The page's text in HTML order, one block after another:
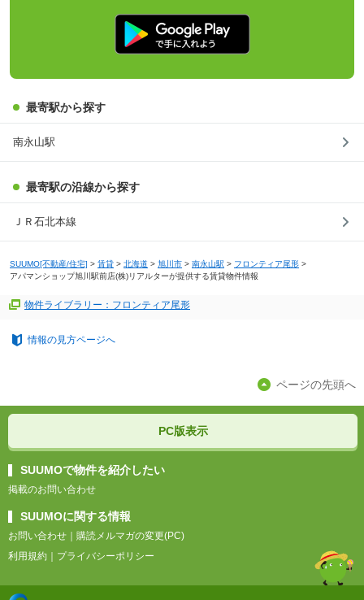
最寄駅から探す
南永山駅
最寄駅の沿線から探す
ＪＲ石北本線
SUUMO[不動産/住宅] > 賃貸 > 北海道 > 旭川市 > 南永山駅 > フロンティア尾形 >
アパマンショップ旭川駅前店(株)リアルターが提供する賃貸物件情報
物件ライブラリー：フロンティア尾形
情報の見方ページへ
ページの先頭へ
PC版表示
SUUMOで物件を紹介したい
掲載のお問い合わせ
SUUMOに関する情報
お問い合わせ
購読メルマガの変更(PC)
利用規約
プライバシーポリシー